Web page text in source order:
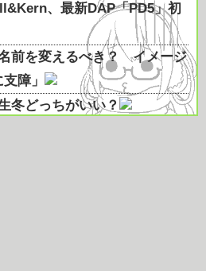
、最新DAP「PD5」初
名前を変えるべき？ イメージ
障」
冬どっちがいい？